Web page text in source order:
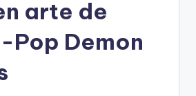
arte de
Pop Demon